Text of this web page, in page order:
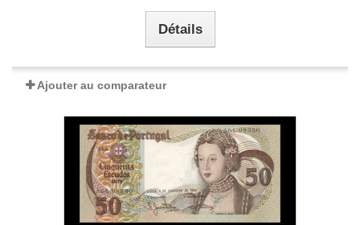
Détails
Ajouter au comparateur